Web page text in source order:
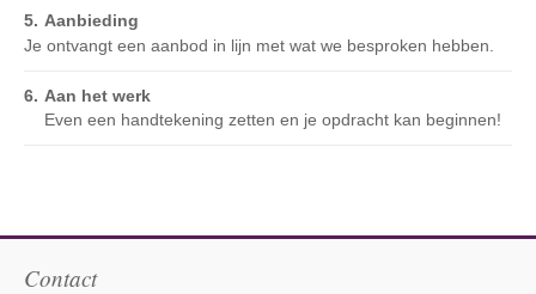
Aanbieding
Je ontvangt een aanbod in lijn met wat we besproken hebben.
Aan het werk
Even een handtekening zetten en je opdracht kan beginnen!
Contact